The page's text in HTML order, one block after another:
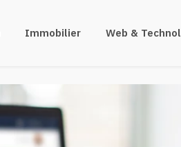
Immobilier Web &